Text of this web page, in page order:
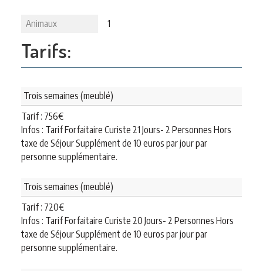
Animaux 1
Tarifs:
Trois semaines (meublé)
Tarif : 756€
Infos : Tarif Forfaitaire Curiste 21 Jours- 2 Personnes Hors
taxe de Séjour Supplément de 10 euros par jour par
personne supplémentaire.
Trois semaines (meublé)
Tarif : 720€
Infos : Tarif Forfaitaire Curiste 20 Jours- 2 Personnes Hors
taxe de Séjour Supplément de 10 euros par jour par
personne supplémentaire.